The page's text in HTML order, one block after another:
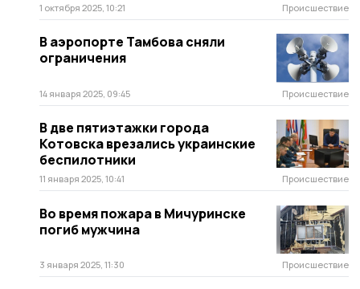
1 октября 2025, 10:21 Происшествие
В аэропорте Тамбова сняли
ограничения
14 января 2025, 09:45 Происшествие
В две пятиэтажки города
Котовска врезались украинские
беспилотники
11 января 2025, 10:41 Происшествие
Во время пожара в Мичуринске
погиб мужчина
3 января 2025, 11:30 Происшествие